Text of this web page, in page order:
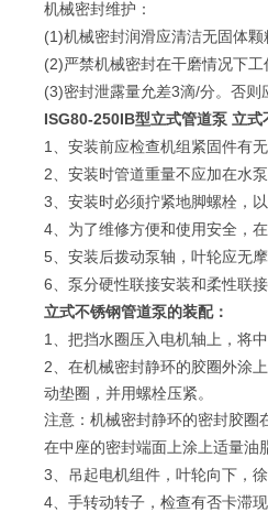
机械密封维护：
(1)机械密封润滑应清洁无固体颗
(2)严禁机械密封在干磨情况下工
(3)密封泄露量允差3滴/分。否则
ISG80-250IB型立式管道泵 立式
1 、安装前应检查机组紧固件有
2、安装时管道重量不应加在水
3、安装时必须拧紧地脚螺栓，
4、为了维修方便和使用安全，
5、安装后拨动泵轴，叶轮应无
6、泵分硬性联接安装和柔性联接
立式不锈钢管道泵的装配：
1 、把挡水圈压入电机轴上，将
2、在机械密封静环的胶圈外涂
动垫圈，并用螺栓压紧。
注意：机械密封静环的密封胶圈
在中座的密封端面上涂上适量油
3、吊起电机组件，叶轮向下，
4、手转动转子，检查有否卡滞现